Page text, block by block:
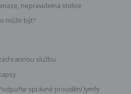
nepravidelná stolice
může být?
službu
správné proudění lymfy